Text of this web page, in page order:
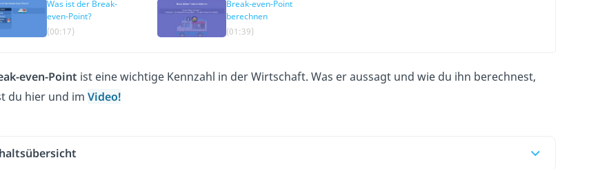
Was ist der Break-
even-Point?
(00:17)
Break-even-Point
berechnen
(01:39)
even-Point ist eine wichtige Kennzahl in der Wirtschaft. Was er aussagt und wie du ihn berechnest,
du hier und im Video!